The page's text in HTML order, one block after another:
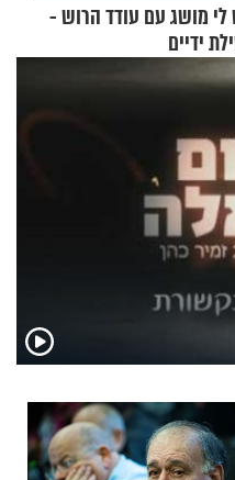
לי מושג עם עודד הרוש -
ידיים